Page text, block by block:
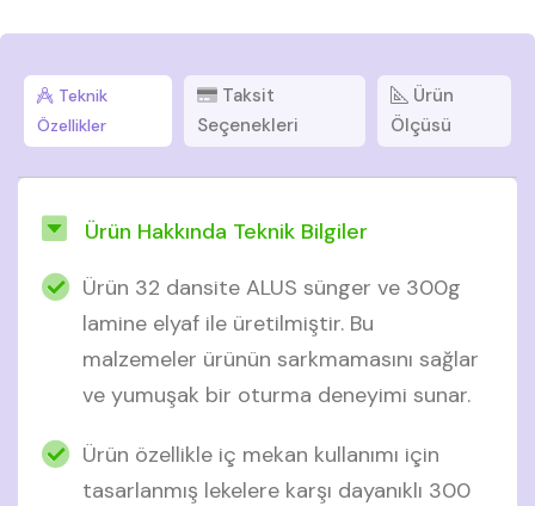
Teknik
Özellikler
Taksit
Seçenekleri
Ürün
Ölçüsü
Ürün Hakkında Teknik Bilgiler
Ürün 32 dansite ALUS sünger ve 300g
lamine elyaf ile üretilmiştir. Bu
malzemeler ürünün sarkmamasını sağlar
ve yumuşak bir oturma deneyimi sunar.
Ürün özellikle iç mekan kullanımı için
tasarlanmış lekelere karşı dayanıklı 300